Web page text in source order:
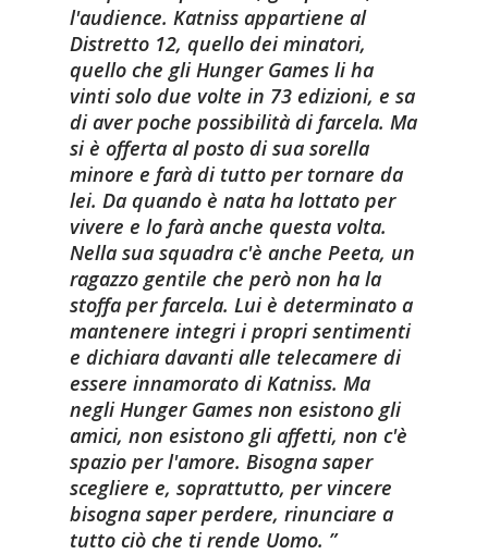
l'audience. Katniss appartiene al
Distretto 12, quello dei minatori,
quello che gli Hunger Games li ha
vinti solo due volte in 73 edizioni, e sa
di aver poche possibilità di farcela. Ma
si è offerta al posto di sua sorella
minore e farà di tutto per tornare da
lei. Da quando è nata ha lottato per
vivere e lo farà anche questa volta.
Nella sua squadra c'è anche Peeta, un
ragazzo gentile che però non ha la
stoffa per farcela. Lui è determinato a
mantenere integri i propri sentimenti
e dichiara davanti alle telecamere di
essere innamorato di Katniss. Ma
negli Hunger Games non esistono gli
amici, non esistono gli affetti, non c'è
spazio per l'amore. Bisogna saper
scegliere e, soprattutto, per vincere
bisogna saper perdere, rinunciare a
tutto ciò che ti rende Uomo.